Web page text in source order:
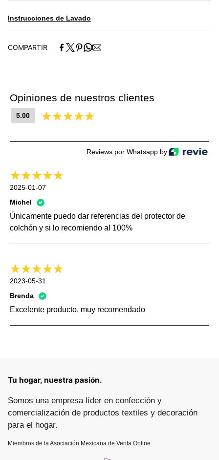
Medidas y contenido:
CAMA/CUNA/CORRAL:1 Protector de colchón 0.85 x
Composición: 100% poliéster
with our top-notch Shipping services.
Instrucciones de Lavado
COMPARTIR
Opiniones de nuestros clientes
5.00
Reviews por Whatsapp by
2025-01-07
Michel
Únicamente puedo dar referencias del protector de
colchón y si lo recomiendo al 100%
2023-05-31
Brenda
Excelente producto, muy recomendado
Tu hogar, nuestra pasión.
Somos una empresa líder en confección y
comercialización de productos textiles y decoración
para el hogar.
Miembros de la Asociación Mexicana de Venta Online